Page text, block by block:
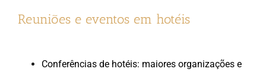
Reuniões e eventos em hotéis
Conferências de hotéis: maiores organizações e